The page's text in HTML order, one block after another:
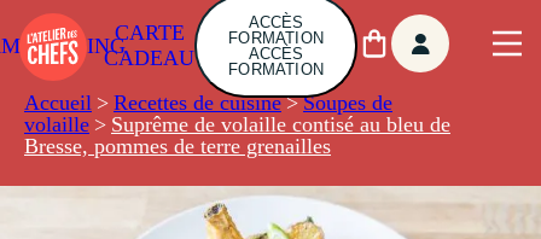
CARTE
CADEAU
ACCÈS
FORMATION
ACCÈS
FORMATION
Accueil > Recettes de cuisine > Soupes de
volaille > Suprême de volaille contisé au bleu de
Bresse, pommes de terre grenailles